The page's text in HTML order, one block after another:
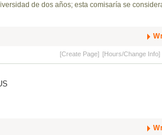
de dos años; esta comisaría se
[Create Page] [Hours/Change Info]